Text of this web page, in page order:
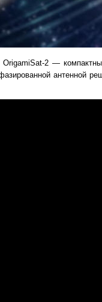
2 —
антенной